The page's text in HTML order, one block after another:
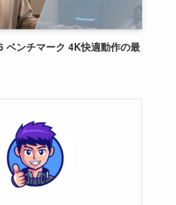
ンチマーク 4K快適動作の最